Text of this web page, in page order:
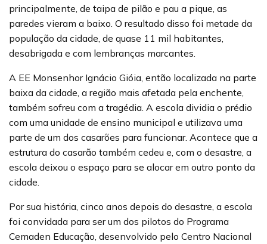
principalmente, de taipa de pilão e pau a pique, as
paredes vieram a baixo. O resultado disso foi metade da
população da cidade, de quase 11 mil habitantes,
desabrigada e com lembranças marcantes.
A EE Monsenhor Ignácio Gióia, então localizada na parte
baixa da cidade, a região mais afetada pela enchente,
também sofreu com a tragédia. A escola dividia o prédio
com uma unidade de ensino municipal e utilizava uma
parte de um dos casarões para funcionar. Acontece que a
estrutura do casarão também cedeu e, com o desastre, a
escola deixou o espaço para se alocar em outro ponto da
cidade.
Por sua história, cinco anos depois do desastre, a escola
foi convidada para ser um dos pilotos do Programa
Cemaden Educação, desenvolvido pelo Centro Nacional